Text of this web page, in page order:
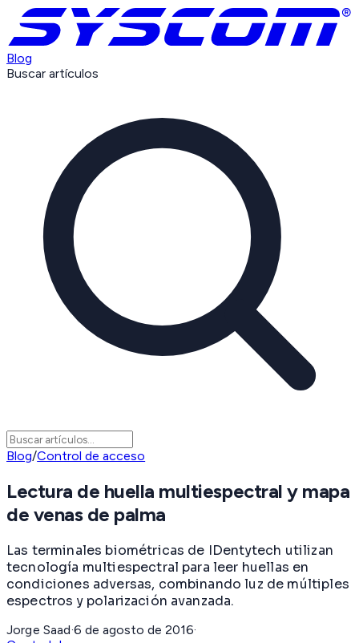
Blog
Buscar artículos
Blog/Control de acceso
Lectura de huella multiespectral y mapa
de venas de palma
Las terminales biométricas de IDentytech utilizan
tecnología multiespectral para leer huellas en
condiciones adversas, combinando luz de múltiples
espectros y polarización avanzada.
Jorge Saad·6 de agosto de 2016·